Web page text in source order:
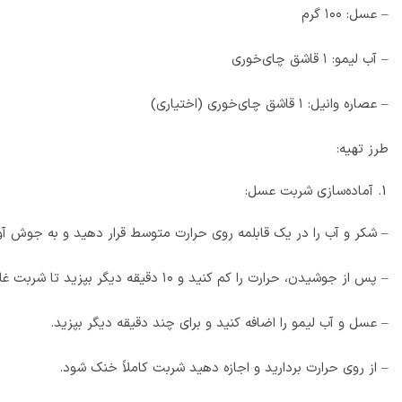
– عسل: ۱۰۰ گرم
– آب لیمو: ۱ قاشق چای‌خوری
– عصاره وانیل: ۱ قاشق چای‌خوری (اختیاری)
طرز تهیه:
آماده‌سازی شربت عسل:
– شکر و آب را در یک قابلمه روی حرارت متوسط قرار دهید و به جوش
– پس از جوشیدن، حرارت را کم کنید و ۱۰ دقیقه دیگر بپزید تا شربت غلیظ شود.
– عسل و آب لیمو را اضافه کنید و برای چند دقیقه دیگر بپزید.
– از روی حرارت بردارید و اجازه دهید شربت کاملاً خنک شود.